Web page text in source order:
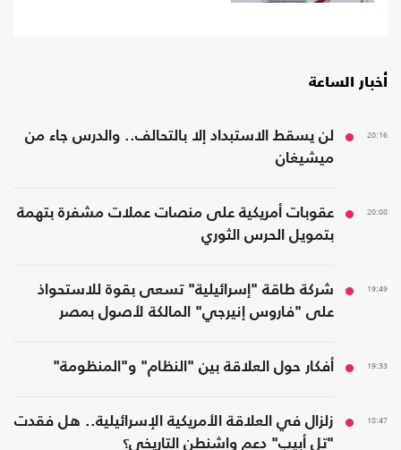
أخبار الساعة
20:16
لن يسقط الاستبداد إلا بالتحالف.. والدرس جاء من
ميشيغان
20:08
عقوبات أمريكية على منصات عملات مشفرة بتهمة
بتمويل الحرس الثوري
19:49
شركة طاقة "إسرائيلية" تسعى بقوة للاستحواذ
على "فاروس إنيرجي" المالكة لأصول بمصر
19:33 أفكار حول العلاقة بين "النظام" و"المنظومة"
18:47
زلزال في العلاقة الأمريكية الإسرائيلية.. هل فقدت
"تل أبيب" دعم واشنطن التاريخي؟